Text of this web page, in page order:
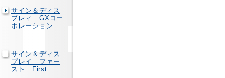
サイン＆ディス
プレィ GXコー
ポレーション
サイン＆ディス
プレイ ファー
スト First